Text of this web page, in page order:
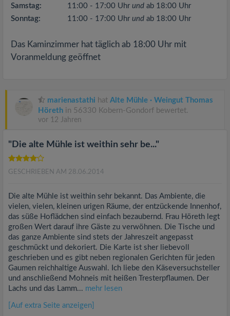
Samstag:
11:00 - 17:00 Uhr und ab 18:00 Uhr
Sonntag:
11:00 - 17:00 Uhr und ab 18:00 Uhr
Das Kaminzimmer hat täglich ab 18:00 Uhr mit
Voranmeldung geöffnet
marienastathi hat Alte Mühle · Weingut Thomas
Höreth in 56330 Kobern-Gondorf bewertet.
vor 12 Jahren
"Die alte Mühle ist weithin sehr be..."
GESCHRIEBEN AM 28.06.2014
Die alte Mühle ist weithin sehr bekannt. Das Ambiente, die
vielen, vielen, kleinen urigen Räume, der entzückende Innenhof,
das süße Hoflädchen sind einfach bezaubernd. Frau Höreth legt
großen Wert darauf ihre Gäste zu verwöhnen. Die Tische und
das ganze Ambiente sind stets der Jahreszeit angepasst
geschmückt und dekoriert. Die Karte ist sher liebevoll
geschrieben und es gibt neben regionalen Gerichten für jeden
Gaumen reichhaltige Auswahl. Ich liebe den Käseversuchsteller
und anschließend Mohneis mit heißen Tresterpflaumen. Der
Lachs und das Lamm... mehr lesen
[Auf extra Seite anzeigen]